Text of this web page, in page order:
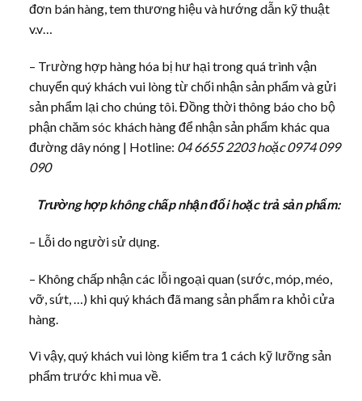
đơn bán hàng, tem thương hiệu và hướng dẫn kỹ thuật
v.v…
– Trường hợp hàng hóa bị hư hại trong quá trình vận
chuyển quý khách vui lòng từ chối nhận sản phẩm và gửi
sản phẩm lại cho chúng tôi. Đồng thời thông báo cho bộ
phận chăm sóc khách hàng để nhận sản phẩm khác qua
đường dây nóng | Hotline: 04 6655 2203 hoặc 0974 099
090
Trường hợp không chấp nhận đổi hoặc trả sản phẩm:
– Lỗi do người sử dụng.
– Không chấp nhận các lỗi ngoại quan (sước, móp, méo,
vỡ, sứt, …) khi quý khách đã mang sản phẩm ra khỏi cửa
hàng.
Vì vậy, quý khách vui lòng kiểm tra 1 cách kỹ lưỡng sản
phẩm trước khi mua về.